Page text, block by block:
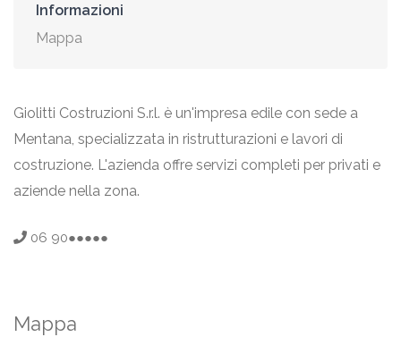
Informazioni
Mappa
Giolitti Costruzioni S.r.l. è un'impresa edile con sede a
Mentana, specializzata in ristrutturazioni e lavori di
costruzione. L'azienda offre servizi completi per privati e
aziende nella zona.
06 90●●●●●
Mappa